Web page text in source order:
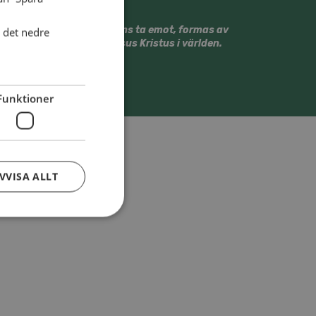
Vi vill tillsammans ta emot, formas av
och gestalta Jesus Kristus i världen.
nedre
ALLT